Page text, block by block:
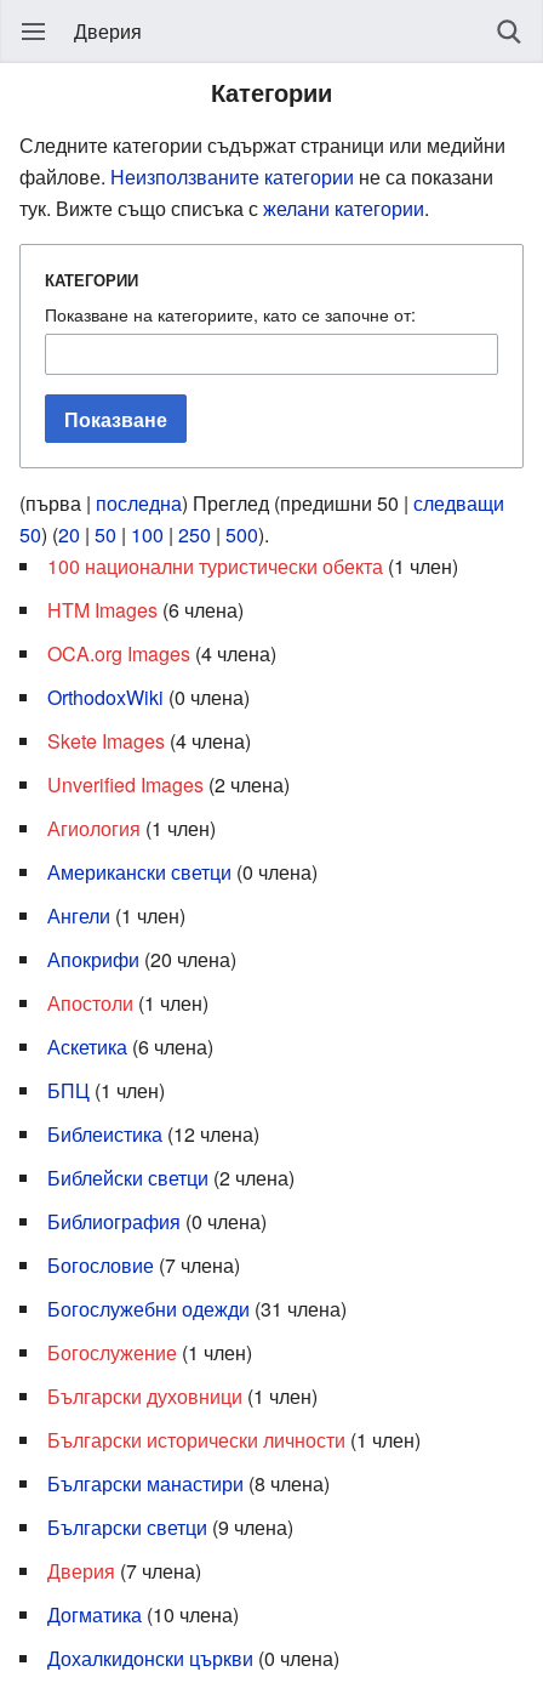
Дверия
Категории
Следните категории съдържат страници или медийни
файлове. Неизползваните категории не са показани
тук. Вижте също списъка сжелани категории.
КАТЕГОРИИ
Показване на категориите, като се започне от:
Показване
(първа | последна) Преглед (предишни 50 | следващи
50) (20 | 50 | 100 | 250 | 500).
100 национални туристически обекта ‏‎ (1 член)
HTM Images ‏‎ (6 члена)
OCA.org Images ‏‎ (4 члена)
OrthodoxWiki ‏‎ (0 члена)
Skete Images ‏‎ (4 члена)
Unverified Images ‏‎ (2 члена)
Агиология ‏‎ (1 член)
Американски светци ‏‎ (0 члена)
Ангели ‏‎ (1 член)
Апокрифи ‏‎ (20 члена)
Апостоли ‏‎ (1 член)
Аскетика ‏‎ (6 члена)
БПЦ ‏‎ (1 член)
Библеистика ‏‎ (12 члена)
Библейски светци ‏‎ (2 члена)
Библиография ‏‎ (0 члена)
Богословие ‏‎ (7 члена)
Богослужебни одежди ‏‎ (31 члена)
Богослужение ‏‎ (1 член)
Български духовници ‏‎ (1 член)
Български исторически личности ‏‎ (1 член)
Български манастири ‏‎ (8 члена)
Български светци ‏‎ (9 члена)
Дверия ‏‎ (7 члена)
Догматика ‏‎ (10 члена)
Дохалкидонски църкви ‏‎ (0 члена)